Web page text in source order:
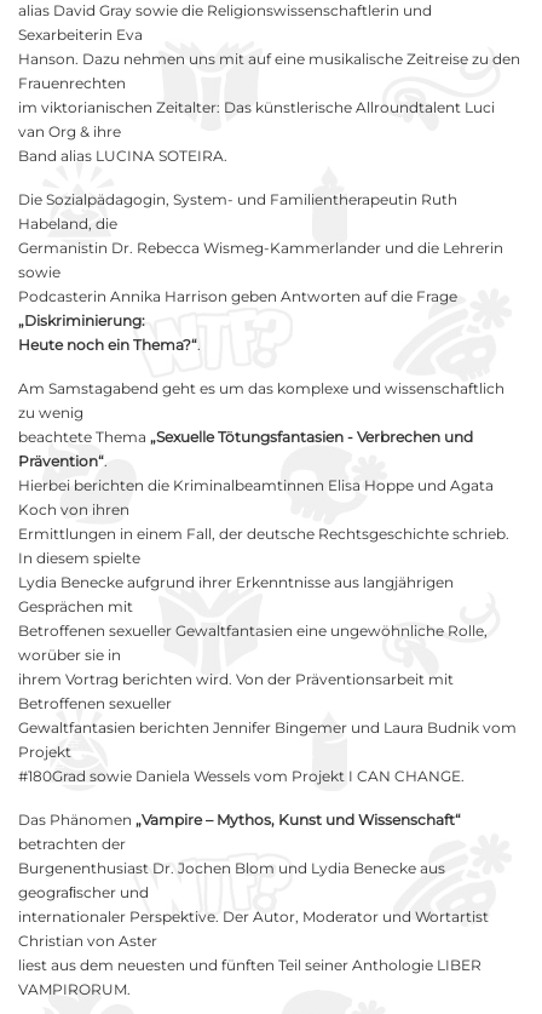
alias David Gray sowie die Religionswissenschaftlerin und
Sexarbeiterin Eva
Hanson. Dazu nehmen uns mit auf eine musikalische Zeitreise zu den
Frauenrechten
im viktorianischen Zeitalter: Das künstlerische Allroundtalent Luci
van Org & ihre
Band alias LUCINA SOTEIRA.
Die Sozialpädagogin, System- und Familientherapeutin Ruth
Habeland, die
Germanistin Dr. Rebecca Wismeg-Kammerlander und die Lehrerin
sowie
Podcasterin Annika Harrison geben Antworten auf die Frage
„Diskriminierung:
Heute noch ein Thema?“.
Am Samstagabend geht es um das komplexe und wissenschaftlich
zu wenig
beachtete Thema „Sexuelle Tötungsfantasien - Verbrechen und
Prävention“.
Hierbei berichten die Kriminalbeamtinnen Elisa Hoppe und Agata
Koch von ihren
Ermittlungen in einem Fall, der deutsche Rechtsgeschichte schrieb.
In diesem spielte
Lydia Benecke aufgrund ihrer Erkenntnisse aus langjährigen
Gesprächen mit
Betroffenen sexueller Gewaltfantasien eine ungewöhnliche Rolle,
worüber sie in
ihrem Vortrag berichten wird. Von der Präventionsarbeit mit
Betroffenen sexueller
Gewaltfantasien berichten Jennifer Bingemer und Laura Budnik vom
Projekt
#180Grad sowie Daniela Wessels vom Projekt I CAN CHANGE.
Das Phänomen „Vampire – Mythos, Kunst und Wissenschaft“
betrachten der
Burgenenthusiast Dr. Jochen Blom und Lydia Benecke aus
geograﬁscher und
internationaler Perspektive. Der Autor, Moderator und Wortartist
Christian von Aster
liest aus dem neuesten und fünften Teil seiner Anthologie LIBER
VAMPIRORUM.